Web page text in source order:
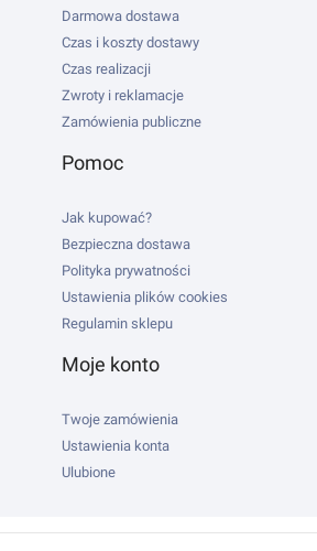
Darmowa dostawa
Czas i koszty dostawy
Czas realizacji
Zwroty i reklamacje
Zamówienia publiczne
Pomoc
Jak kupować?
Bezpieczna dostawa
Polityka prywatności
Ustawienia plików cookies
Regulamin sklepu
Moje konto
Twoje zamówienia
Ustawienia konta
Ulubione